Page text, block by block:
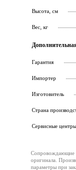
Высота, см
Вес, кг
Гарантия
Импортер
Изготовитель
Страна
Cервисные
Сопровождающие
оригинала.
параметры при